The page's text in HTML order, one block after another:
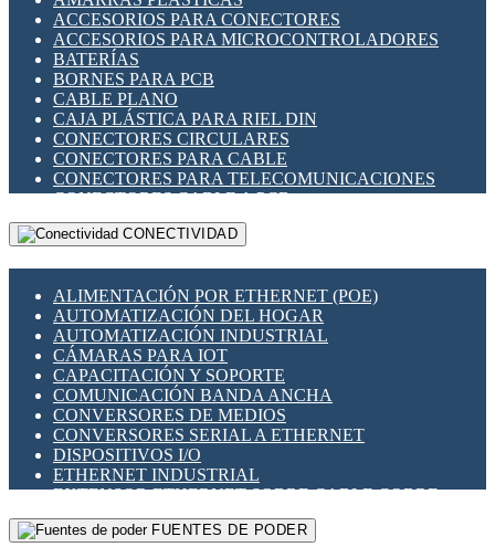
INDICADORES PARA PANEL
INTERFACES DE RELÉ
INTERRUPTORES FIN DE CARRERA
LLAVES CONMUTADORAS
MEDIDORES DE ENERGÍA Y TC'S DE CORRIENTE
MOTORES PASO A PASO
PANTALLAS HMI
PLC -CONTROLADORES LÓGICO PROGRAMABLES
PROGRAMADORES DE HORARIO
RELÉS DE PROTECCIÓN
SENSORES CAPACITIVOS
SENSORES INDUCTIVOS
TEMPORIZADORES
VARIACS
VARIADORES DE FRECUENCIA [VDF]
SECCIONADORES - INTERRUPTORES
MAQUINARIA
ACCESORIOS PARA CONECTORES
ACCESORIOS PARA MICROCONTROLADORES
BATERÍAS
BORNES PARA PCB
CABLE PLANO
CAJA PLÁSTICA PARA RIEL DIN
CONECTORES CIRCULARES
CONECTORES PARA CABLE
CONECTORES PARA TELECOMUNICACIONES
CONECTORES CABLE A PCB
CONECTORES PCB A CABLE
DIP SWITCHES
HERRAMIENTAS VARIAS
ILUMINACIÓN LED
INTERRUPTORES REED
INTERFACES DE RELÉ
OTROS RELÉS
PROTECCIÓN TÉRMICA
RELÉS AUTOMOTRICES
RELÉS DE SEÑAL
RELÉS DE ESTADO SÓLIDO SSR
RELÉS INDUSTRIALES
RELÉS MINIATURA DE POTENCIA
SENSORES MAGNÉTICOS
CONECTIVIDAD
ALIMENTACIÓN POR ETHERNET (POE)
AUTOMATIZACIÓN DEL HOGAR
AUTOMATIZACIÓN INDUSTRIAL
CÁMARAS PARA IOT
CAPACITACIÓN Y SOPORTE
COMUNICACIÓN BANDA ANCHA
CONVERSORES DE MEDIOS
CONVERSORES SERIAL A ETHERNET
DISPOSITIVOS I/O
ETHERNET INDUSTRIAL
EXTENSOR ETHERNET SOBRE CABLE COBRE
GATEWAY LORAWAN
GESTIÓN DE REDESFUENTES DE PODER